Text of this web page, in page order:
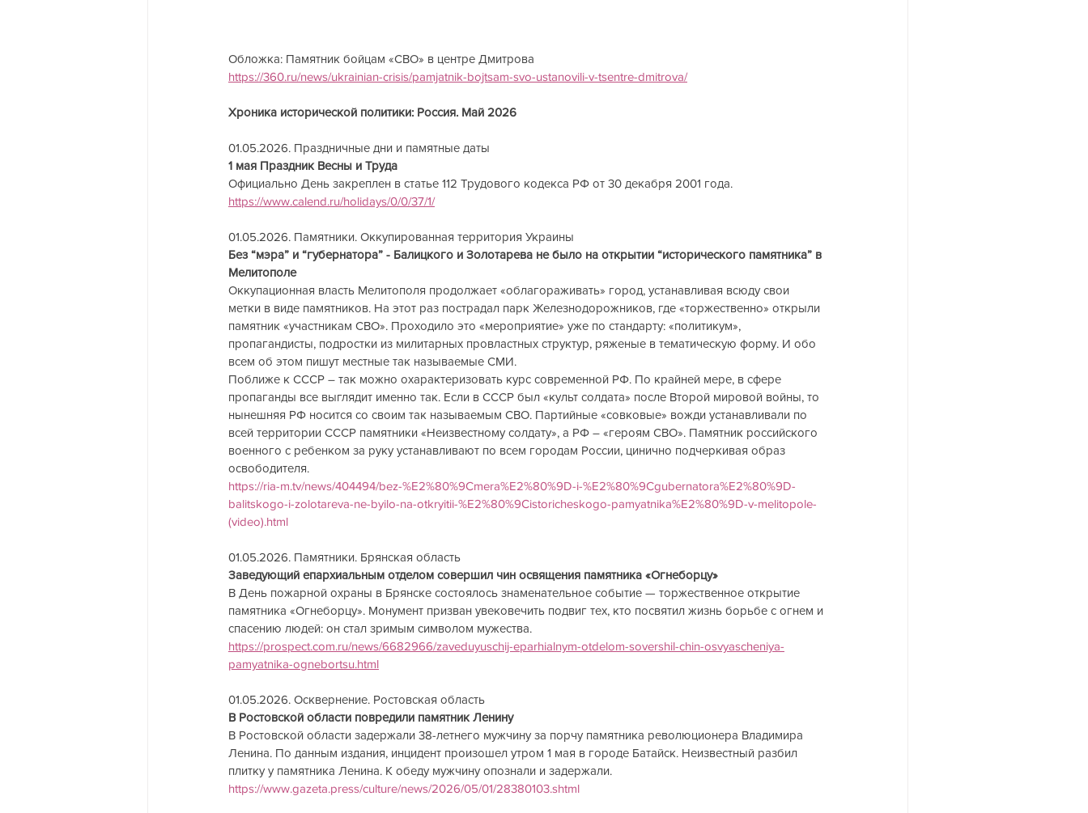
Обложка: Памятник бойцам «СВО» в центре Дмитрова
https://360.ru/news/ukrainian-crisis/pamjatnik-bojtsam-svo-ustanovili-v-tsentre-dmitrova/
Хроника исторической политики: Россия. Май 2026
01.05.2026. Праздничные дни и памятные даты
1 мая Праздник Весны и Труда
Официально День закреплен в статье 112 Трудового кодекса РФ от 30 декабря 2001 года.
https://www.calend.ru/holidays/0/0/37/1/
01.05.2026. Памятники. Оккупированная территория Украины
Без “мэра” и “губернатора” - Балицкого и Золотарева не было на открытии “исторического памятника” в
Мелитополе
Оккупационная власть Мелитополя продолжает «облагораживать» город, устанавливая всюду свои
метки в виде памятников. На этот раз пострадал парк Железнодорожников, где «торжественно» открыли
памятник «участникам СВО». Проходило это «мероприятие» уже по стандарту: «политикум»,
пропагандисты, подростки из милитарных провластных структур, ряженые в тематическую форму. И обо
всем об этом пишут местные так называемые СМИ.
Поближе к СССР – так можно охарактеризовать курс современной РФ. По крайней мере, в сфере
пропаганды все выглядит именно так. Если в СССР был «культ солдата» после Второй мировой войны, то
нынешняя РФ носится со своим так называемым СВО. Партийные «совковые» вожди устанавливали по
всей территории СССР памятники «Неизвестному солдату», а РФ – «героям СВО». Памятник российского
военного с ребенком за руку устанавливают по всем городам России, цинично подчеркивая образ
освободителя.
https://ria-m.tv/news/404494/bez-%E2%80%9Cmera%E2%80%9D-i-%E2%80%9Cgubernatora%E2%80%9D-
balitskogo-i-zolotareva-ne-byilo-na-otkryitii-%E2%80%9Cistoricheskogo-pamyatnika%E2%80%9D-v-melitopole-
(video).html
01.05.2026. Памятники. Брянская область
Заведующий епархиальным отделом совершил чин освящения памятника «Огнеборцу»
В День пожарной охраны в Брянске состоялось знаменательное событие — торжественное открытие
памятника «Огнеборцу». Монумент призван увековечить подвиг тех, кто посвятил жизнь борьбе с огнем и
спасению людей: он стал зримым символом мужества.
https://prospect.com.ru/news/6682966/zaveduyuschij-eparhialnym-otdelom-sovershil-chin-osvyascheniya-
pamyatnika-ognebortsu.html
01.05.2026. Осквернение. Ростовская область
В Ростовской области повредили памятник Ленину
В Ростовской области задержали 38-летнего мужчину за порчу памятника революционера Владимира
Ленина. По данным издания, инцидент произошел утром 1 мая в городе Батайск. Неизвестный разбил
плитку у памятника Ленина. К обеду мужчину опознали и задержали.
https://www.gazeta.press/culture/news/2026/05/01/28380103.shtml